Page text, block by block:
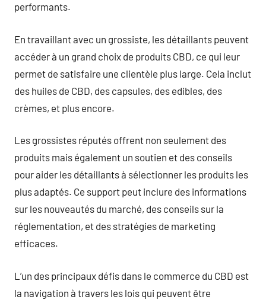
performants.
En travaillant avec un grossiste, les détaillants peuvent
accéder à un grand choix de produits CBD, ce qui leur
permet de satisfaire une clientèle plus large. Cela inclut
des huiles de CBD, des capsules, des edibles, des
crèmes, et plus encore.
Les grossistes réputés offrent non seulement des
produits mais également un soutien et des conseils
pour aider les détaillants à sélectionner les produits les
plus adaptés. Ce support peut inclure des informations
sur les nouveautés du marché, des conseils sur la
réglementation, et des stratégies de marketing
efficaces.
L’un des principaux défis dans le commerce du CBD est
la navigation à travers les lois qui peuvent être